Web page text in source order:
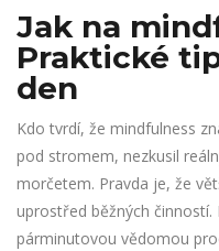
Jak na
Praktické
den
Kdo tvrdí, že mindfulness
pod stromem, nezkusil
morčetem. Pravda je, že
uprostřed běžných
párminutovou vědomou